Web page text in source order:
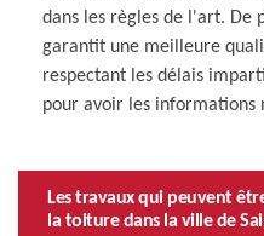
dans les règles de l'art. De
garantit une meilleure
respectant les délais
pour avoir les informations
Les travaux qui peuvent
la toiture dans la ville de